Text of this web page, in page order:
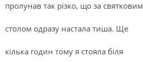
пролунав так різко, що за святковим
столом одразу настала тиша. Ще
кілька годин тому я стояла біля